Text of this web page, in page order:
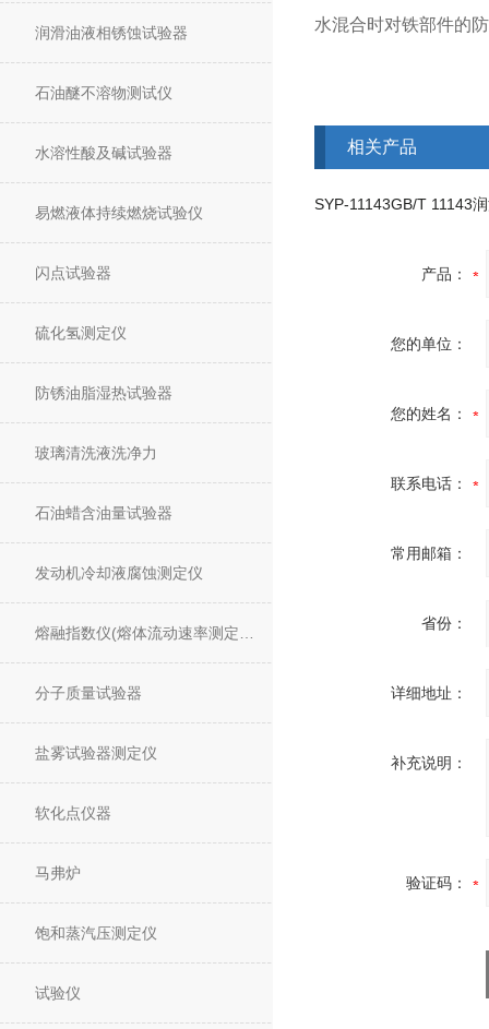
润滑油液相锈蚀试验器
石油醚不溶物测试仪
水溶性酸及碱试验器
易燃液体持续燃烧试验仪
闪点试验器
硫化氢测定仪
防锈油脂湿热试验器
玻璃清洗液洗净力
石油蜡含油量试验器
发动机冷却液腐蚀测定仪
分子质量试验器
盐雾试验器测定仪
软化点仪器
马弗炉
饱和蒸汽压测定仪
试验仪
水混合时对铁部件的
相关产品
产品：
您的单位：
您的姓名：
联系电话：
常用邮箱：
省份：
详细地址：
补充说明：
验证码：